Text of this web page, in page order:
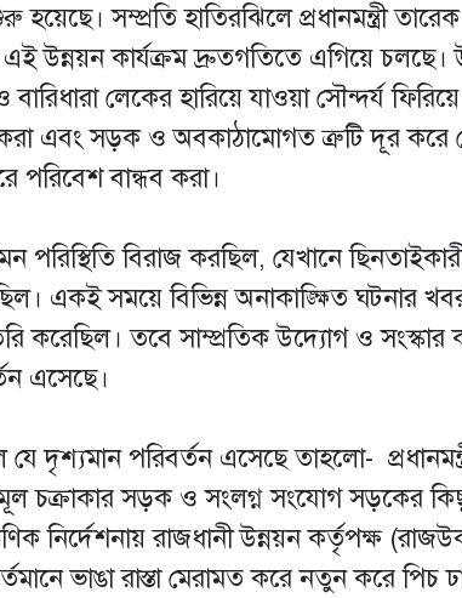
হয়েছে। সম্প্রতি হাতিরঝিলে প্রধানমন্ত্রী
এই উন্নয়ন কার্যক্রম দ্রুতগতিতে এগিয়ে
লেকের হারিয়ে যাওয়া সৌন্দর্য
করা এবং সড়ক ও অবকাঠামোগত ত্রুটি দূর
পরিবেশ বান্ধব করা।
বিরাজ করছিল, যেখানে
একই সময়ে বিভিন্ন অনাকাঙ্ক্ষিত ঘটনার
তবে সাম্প্রতিক উদ্যোগ ও সংস্কার
এসেছে।
দৃশ্যমান পরিবর্তন এসেছে তাহলো-
মূল চক্রাকার সড়ক ও সংলগ্ন সংযোগ সড়কের
নির্দেশনায় রাজধানী উন্নয়ন কর্তৃপক্ষ
ভাঙা রাস্তা মেরামত করে নতুন করে পিচ